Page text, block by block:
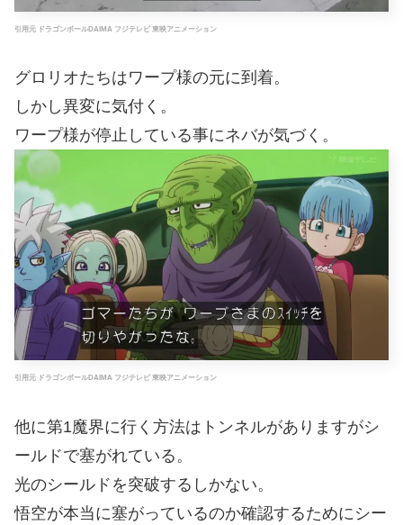
引用元 ドラゴンボールDAIMA フジテレビ 東映アニメーション
グロリオたちはワープ様の元に到着。
しかし異変に気付く。
ワープ様が停止している事にネバが気づく。
引用元 ドラゴンボールDAIMA フジテレビ 東映アニメーション
他に第1魔界に行く方法はトンネルがありますがシ
ールドで塞がれている。
光のシールドを突破するしかない。
悟空が本当に塞がっているのか確認するためにシー